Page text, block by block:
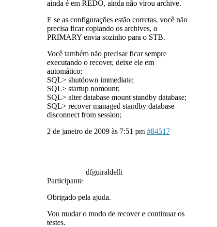
ainda é em REDO, ainda não virou archive.
E se as configurações estão corretas, você não
precisa ficar copiando os archives, o
PRIMARY envia sozinho para o STB.
Você também não precisar ficar sempre
executando o recover, deixe ele em
automático:
SQL> shutdown immediate;
SQL> startup nomount;
SQL> alter database mount standby database;
SQL> recover managed standby database
disconnect from session;
2 de janeiro de 2009 às 7:51 pm #84517
dfguiraldelli
Participante
Obrigado pela ajuda.
Vou mudar o modo de recover e continuar os
testes.